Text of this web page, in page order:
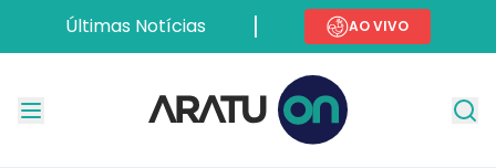
Últimas Notícias AO VIVO